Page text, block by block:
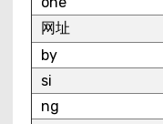
网址
by
si
ng